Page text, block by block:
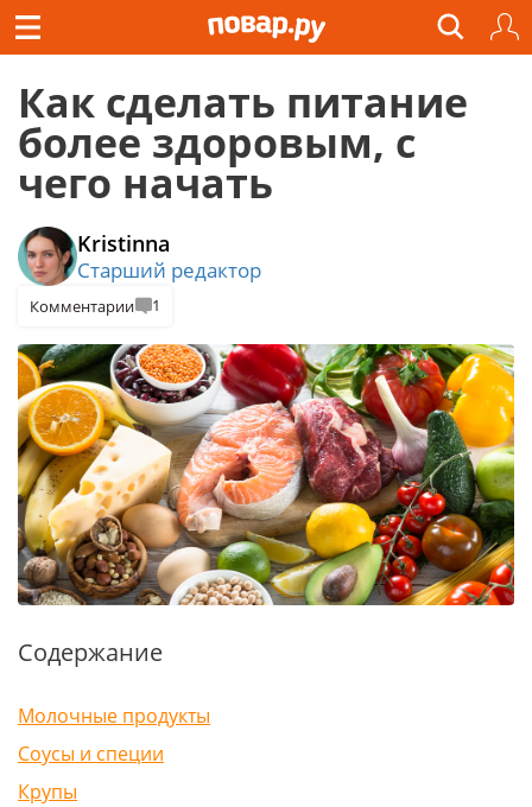
Как сделать питание
более здоровым, с
чего начать
Kristinna
Старший редактор
Комментарии 1
Содержание
Молочные продукты
Соусы и специи
Крупы